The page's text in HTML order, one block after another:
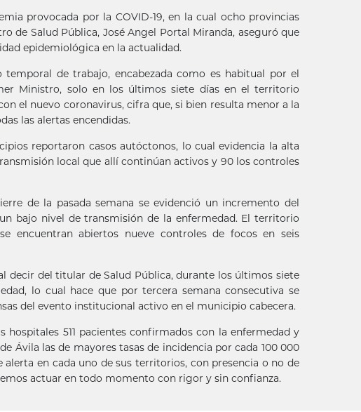
provocada por la COVID-19, en la cual ocho provincias
de Salud Pública, José Angel Portal Miranda, aseguró que
epidemiológica en la actualidad.
de trabajo, encabezada como es habitual por el
Ministro, solo en los últimos siete días en el territorio
el nuevo coronavirus, cifra que, si bien resulta menor a la
las alertas encendidas.
reportaron casos autóctonos, lo cual evidencia la alta
local que allí continúan activos y 90 los controles
de la pasada semana se evidenció un incremento del
bajo nivel de transmisión de la enfermedad. El territorio
encuentran abiertos nueve controles de focos en seis
decir del titular de Salud Pública, durante los últimos siete
lo cual hace que por tercera semana consecutiva se
del evento institucional activo en el municipio cabecera.
511 pacientes confirmados con la enfermedad y
Ávila las de mayores tasas de incidencia por cada 100 000
en cada uno de sus territorios, con presencia o no de
actuar en todo momento con rigor y sin confianza.